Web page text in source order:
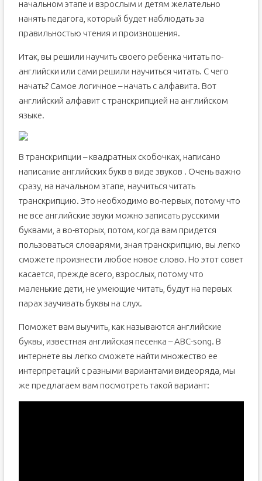
начальном этапе и взрослым и детям желательно
нанять педагога, который будет наблюдать за
правильностью чтения и произношения.
Итак, вы решили научить своего ребенка читать по-
английски или сами решили научиться читать. С чего
начать? Самое логичное – начать с алфавита. Вот
английский алфавит с транскрипцией на английском
языке.
В транскрипции – квадратных скобочках, написано
написание английских букв в виде звуков . Очень важно
сразу, на начальном этапе, научиться читать
транскрипцию. Это необходимо во-первых, потому что
не все английские звуки можно записать русскими
буквами, а во-вторых, потом, когда вам придется
пользоваться словарями, зная транскрипцию, вы легко
сможете произнести любое новое слово. Но этот совет
касается, прежде всего, взрослых, потому что
маленькие дети, не умеющие читать, будут на первых
парах заучивать буквы на слух.
Поможет вам выучить, как называются английские
буквы, известная английская песенка – ABC-song. В
интернете вы легко сможете найти множество ее
интерпретаций с разными вариантами видеоряда, мы
же предлагаем вам посмотреть такой вариант: